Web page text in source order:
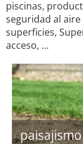
piscinas,
seguridad al
superficies,
acceso, …
paisajismo